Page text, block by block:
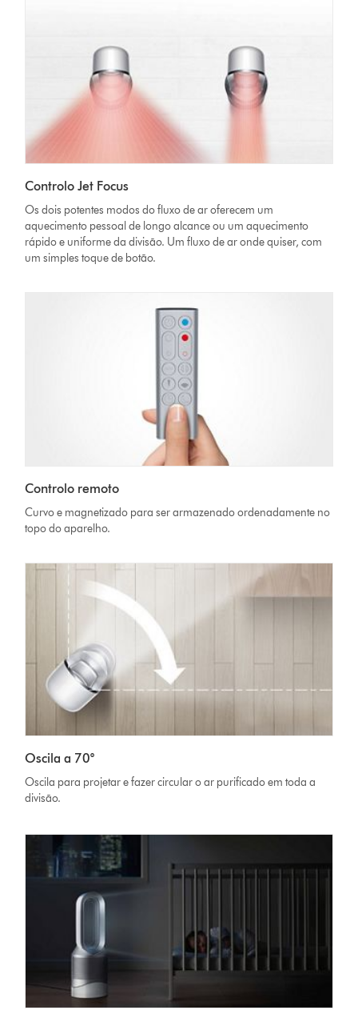
Controlo Jet Focus
Os dois potentes modos do fluxo de ar oferecem um
aquecimento pessoal de longo alcance ou um aquecimento
rápido e uniforme da divisão. Um fluxo de ar onde quiser, com
um simples toque de botão.
Controlo remoto
Curvo e magnetizado para ser armazenado ordenadamente no
topo do aparelho.
Oscila a 70°
Oscila para projetar e fazer circular o ar purificado em toda a
divisão.